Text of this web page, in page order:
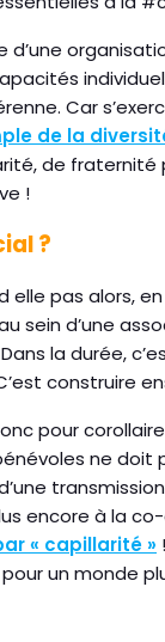
Car
de la
de fraternité
!
?
elle pas alors,
sein d’une
la durée,
construire
pour
ne
encore à la
« capillarité »
un monde